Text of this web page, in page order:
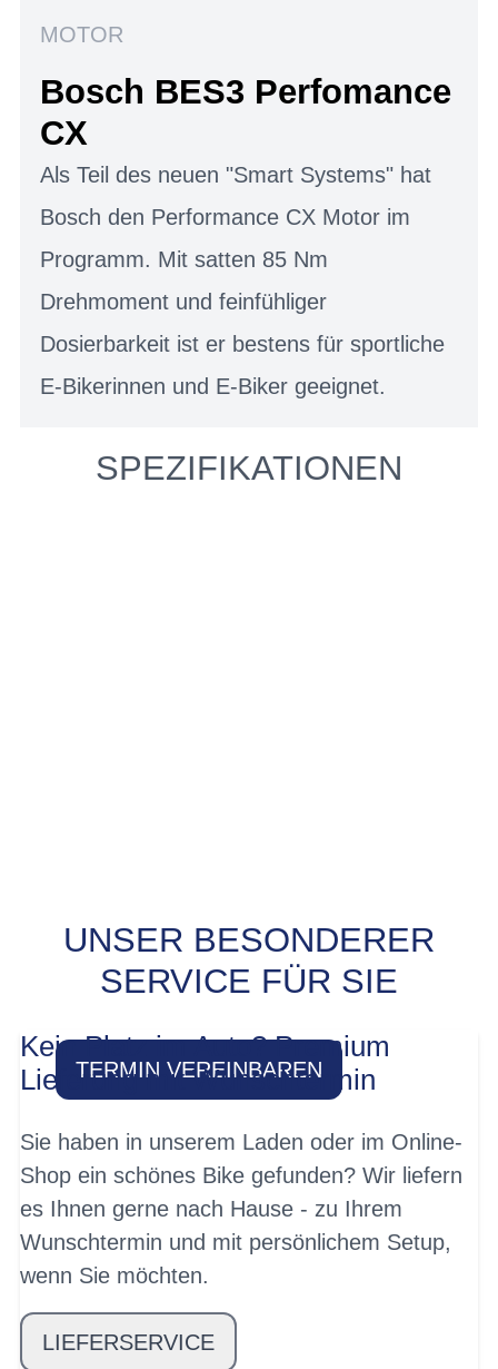
MOTOR
Bosch BES3 Perfomance
CX
Als Teil des neuen "Smart Systems" hat
Bosch den Performance CX Motor im
Programm. Mit satten 85 Nm
Drehmoment und feinfühliger
Dosierbarkeit ist er bestens für sportliche
E-Bikerinnen und E-Biker geeignet.
SPEZIFIKATIONEN
PROBEFAHRT? JA,
SOFORT!
TERMIN VEREINBAREN
UNSER BESONDERER
SERVICE FÜR SIE
Kein Platz im Auto? Premium
Lieferung mit Wunschtermin
Sie haben in unserem Laden oder im Online-
Shop ein schönes Bike gefunden? Wir liefern
es Ihnen gerne nach Hause - zu Ihrem
Wunschtermin und mit persönlichem Setup,
wenn Sie möchten.
LIEFERSERVICE